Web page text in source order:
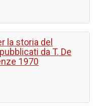
la storia del
da T. De
1970